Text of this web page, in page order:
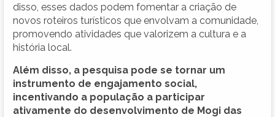
disso, esses dados podem fomentar a criação de
novos roteiros turísticos que envolvam a comunidade,
promovendo atividades que valorizem a cultura e a
história local.
Além disso, a pesquisa pode se tornar um
instrumento de engajamento social,
incentivando a população a participar
ativamente do desenvolvimento de Mogi das